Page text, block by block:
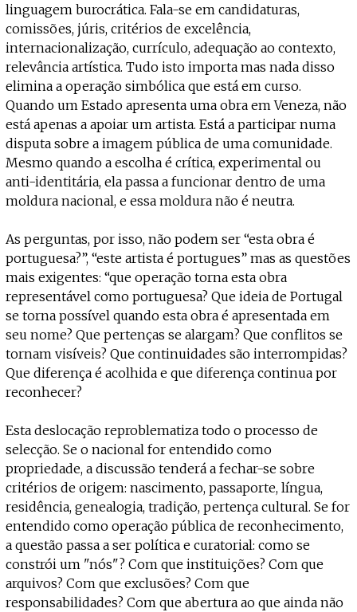
linguagem burocrática. Fala-se em candidaturas,
comissões, júris, critérios de excelência,
internacionalização, currículo, adequação ao contexto,
relevância artística. Tudo isto importa mas nada disso
elimina a operação simbólica que está em curso.
Quando um Estado apresenta uma obra em Veneza, não
está apenas a apoiar um artista. Está a participar numa
disputa sobre a imagem pública de uma comunidade.
Mesmo quando a escolha é crítica, experimental ou
anti-identitária, ela passa a funcionar dentro de uma
moldura nacional, e essa moldura não é neutra.
As perguntas, por isso, não podem ser “esta obra é
portuguesa?”, “este artista é portugues” mas as questões
mais exigentes: “que operação torna esta obra
representável como portuguesa? Que ideia de Portugal
se torna possível quando esta obra é apresentada em
seu nome? Que pertenças se alargam? Que conflitos se
tornam visíveis? Que continuidades são interrompidas?
Que diferença é acolhida e que diferença continua por
reconhecer?
Esta deslocação reproblematiza todo o processo de
selecção. Se o nacional for entendido como
propriedade, a discussão tenderá a fechar-se sobre
critérios de origem: nascimento, passaporte, língua,
residência, genealogia, tradição, pertença cultural. Se for
entendido como operação pública de reconhecimento,
a questão passa a ser política e curatorial: como se
constrói um "nós"? Com que instituições? Com que
arquivos? Com que exclusões? Com que
responsabilidades? Com que abertura ao que ainda não